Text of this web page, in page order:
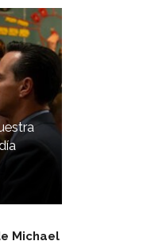
Michael